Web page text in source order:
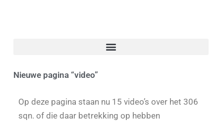
Nieuwe pagina “video”
Op deze pagina staan nu 15 video’s over het 306
sqn. of die daar betrekking op hebben